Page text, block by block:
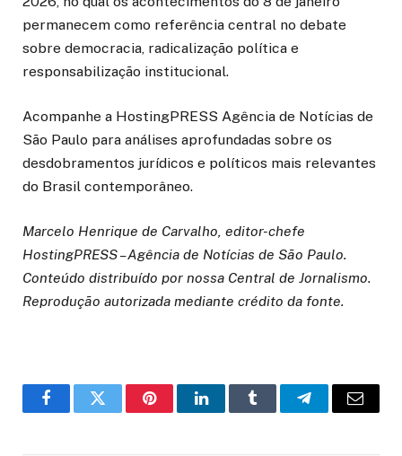
permanecem como referência central no debate
sobre democracia, radicalização política e
responsabilização institucional.
Acompanhe a HostingPRESS Agência de Notícias de
São Paulo para análises aprofundadas sobre os
desdobramentos jurídicos e políticos mais relevantes
do Brasil contemporâneo.
Marcelo Henrique de Carvalho, editor-chefe
HostingPRESS – Agência de Notícias de São Paulo.
Conteúdo distribuído por nossa Central de Jornalismo.
Reprodução autorizada mediante crédito da fonte.
o
Twitter PinterestLinkedInTumblr Telegrama
E-